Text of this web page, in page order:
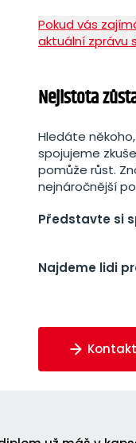
Pokud vás
aktuální zprávu
Nejistota
Hledáte
spojujeme
pomůže růst.
nejnáročnější
Představte si
Najdeme lidi